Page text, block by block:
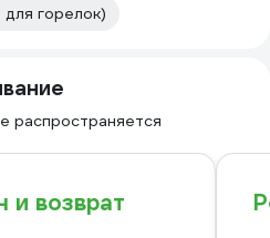
горелок)
распространяется
и возврат